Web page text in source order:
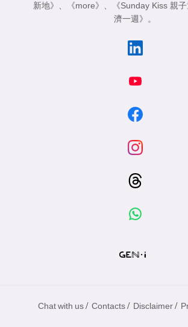
新地》
《more》 《Sunday Kiss 親子
濟一週》
。
Chat with us / Contacts / Disclaimer /